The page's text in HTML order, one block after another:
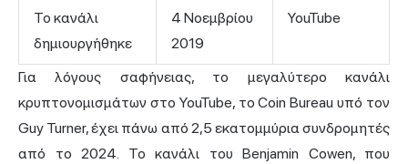
Το κανάλι
δημιουργήθηκε
4 Νοεμβρίου
2019
YouTube
Για λόγους σαφήνειας, το μεγαλύτερο κανάλι
κρυπτονομισμάτων στο YouTube, το Coin Bureau υπό τον
Guy Turner, έχει πάνω από 2,5 εκατομμύρια συνδρομητές
από το 2024. Το κανάλι του Benjamin Cowen, που